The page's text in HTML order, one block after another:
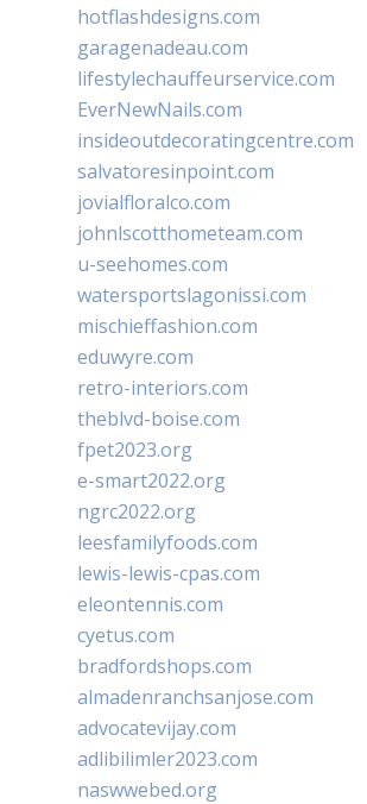
hotflashdesigns.com
garagenadeau.com
lifestylechauffeurservice.com
EverNewNails.com
insideoutdecoratingcentre.com
salvatoresinpoint.com
jovialfloralco.com
johnlscotthometeam.com
u-seehomes.com
watersportslagonissi.com
mischieffashion.com
eduwyre.com
retro-interiors.com
theblvd-boise.com
fpet2023.org
e-smart2022.org
ngrc2022.org
leesfamilyfoods.com
lewis-lewis-cpas.com
eleontennis.com
cyetus.com
bradfordshops.com
almadenranchsanjose.com
advocatevijay.com
adlibilimler2023.com
naswwebed.org